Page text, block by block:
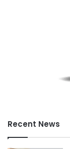
Recent News